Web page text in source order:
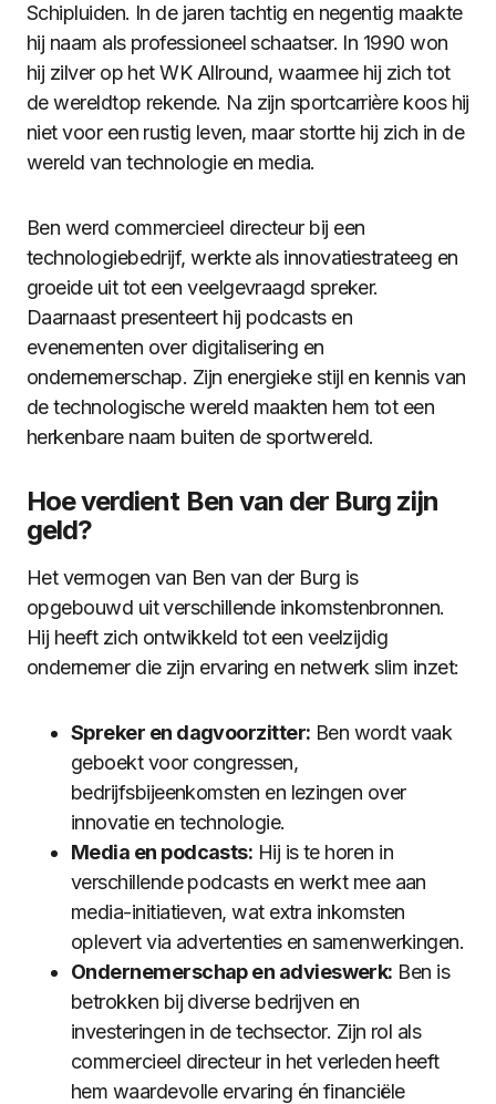
Schipluiden. In de jaren tachtig en negentig maakte
hij naam als professioneel schaatser. In 1990 won
hij zilver op het WK Allround, waarmee hij zich tot
de wereldtop rekende. Na zijn sportcarrière koos hij
niet voor een rustig leven, maar stortte hij zich in de
wereld van technologie en media.
Ben werd commercieel directeur bij een
technologiebedrijf, werkte als innovatiestrateeg en
groeide uit tot een veelgevraagd spreker.
Daarnaast presenteert hij podcasts en
evenementen over digitalisering en
ondernemerschap. Zijn energieke stijl en kennis van
de technologische wereld maakten hem tot een
herkenbare naam buiten de sportwereld.
Hoe verdient Ben van der Burg zijn
geld?
Het vermogen van Ben van der Burg is
opgebouwd uit verschillende inkomstenbronnen.
Hij heeft zich ontwikkeld tot een veelzijdig
ondernemer die zijn ervaring en netwerk slim inzet:
Spreker en dagvoorzitter: Ben wordt vaak
geboekt voor congressen,
bedrijfsbijeenkomsten en lezingen over
innovatie en technologie.
Media en podcasts: Hij is te horen in
verschillende podcasts en werkt mee aan
media-initiatieven, wat extra inkomsten
oplevert via advertenties en samenwerkingen.
Ondernemerschap en advieswerk: Ben is
betrokken bij diverse bedrijven en
investeringen in de techsector. Zijn rol als
commercieel directeur in het verleden heeft
hem waardevolle ervaring én financiële